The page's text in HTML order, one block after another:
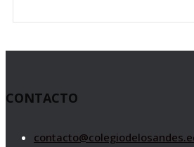
CONTACTO